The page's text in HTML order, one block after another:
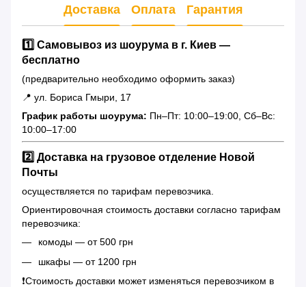
Доставка Оплата Гарантия
1️⃣ Самовывоз из шоурума в г. Киев —
бесплатно
(предварительно необходимо оформить заказ)
📍 ул. Бориса Гмыри, 17
График работы шоурума: Пн–Пт: 10:00–19:00, Сб–Вс:
10:00–17:00
2️⃣ Доставка на грузовое отделение Новой
Почты
осуществляется по тарифам перевозчика.
Ориентировочная стоимость доставки согласно тарифам
перевозчика:
комоды — от 500 грн
шкафы — от 1200 грн
❗️Стоимость доставки может изменяться перевозчиком в